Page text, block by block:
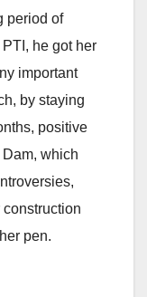
period of
he got her
important
by staying
positive
which
pen.